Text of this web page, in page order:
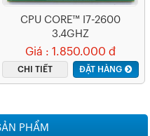
CPU CORE™ I7-2600
3.4GHZ
Giá : 1.850.000 đ
CHI TIẾT ĐẶT HÀNG
PHẨM